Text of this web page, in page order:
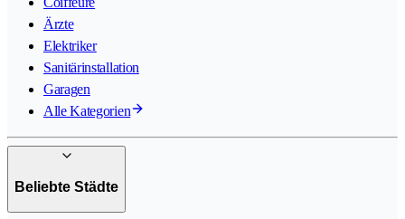
Ärzte
Elektriker
Sanitärinstallation
Garagen
Alle Kategorien
Beliebte Städte